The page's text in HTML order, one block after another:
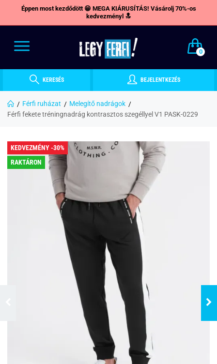
Éppen most kezdődött 😁 MEGA KIÁRUSÍTÁS! Vásárolj 70%-os
kedvezményl 🔝
0
KERESÉS BEJELENTKEZÉS
Férfi ruházat
Melegítő nadrágok
Férfi fekete tréningnadrág kontrasztos szegéllyel V1 PASK-0229
KEDVEZMÉNY -30%
RAKTÁRON